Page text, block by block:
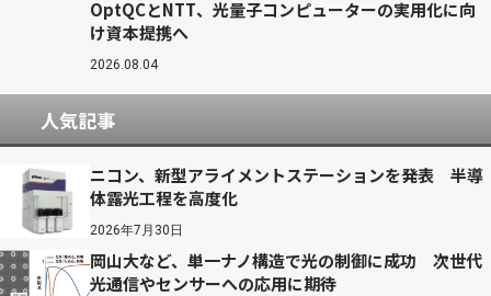
OptQCとNTT、光量子コンピューターの実用化に向
け資本提携へ
2026.08.04
人気記事
ニコン、新型アライメントステーションを発表 半導
体露光工程を高度化
2026年7月30日
岡山大など、単一ナノ構造で光の制御に成功 次世代
光通信やセンサーへの応用に期待